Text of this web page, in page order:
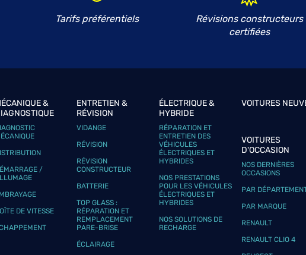
Tarifs préférentiels
Révisions constructeurs
certifiées
&
/
DE VITESSE
ENTRETIEN &
RÉVISION
VIDANGE
RÉVISION
RÉVISION
CONSTRUCTEUR
BATTERIE
TOP GLASS :
RÉPARATION ET
REMPLACEMENT
PARE-BRISE
ÉCLAIRAGE
ÉLECTRIQUE &
HYBRIDE
RÉPARATION ET
ENTRETIEN DES
VÉHICULES
ÉLECTRIQUES ET
HYBRIDES
NOS PRESTATIONS
POUR LES VÉHICULES
ÉLECTRIQUES ET
HYBRIDES
NOS SOLUTIONS DE
RECHARGE
VOITURES
VOITURES
D'OCCASION
NOS DERNIÈRES
OCCASIONS
PAR
PAR MARQUE
RENAULT
RENAULT CLIO 4